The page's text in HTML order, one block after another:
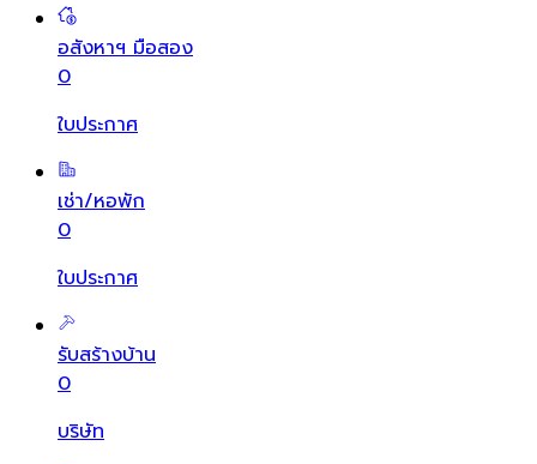
อสังหาฯ มือสอง
0
ใบประกาศ
เช่า/หอพัก
0
ใบประกาศ
รับสร้างบ้าน
0
บริษัท